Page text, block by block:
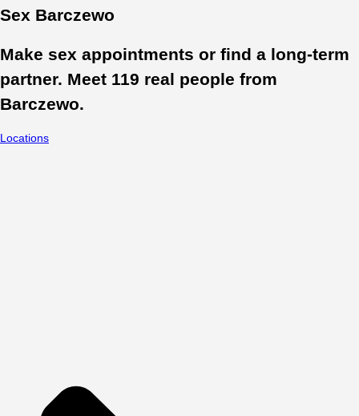
Sex Barczewo
Make sex appointments or find a long-term
partner. Meet 119 real people from
Barczewo.
Locations